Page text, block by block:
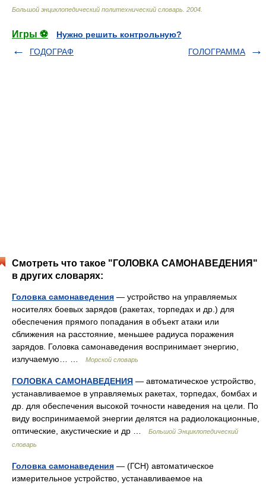
Большой энциклопедический политехнический словарь 2004
Игры ⚽
Нужно решить контрольную?
ГОДОГРАФ
ГОЛОГРАММА
Смотреть что такое "ГОЛОВКА САМОНАВЕДЕНИЯ"
в других словарях:
Головка самонаведения — устройство на управляемых
носителях боевых зарядов (ракетах, торпедах и др.) для
обеспечения прямого попадания в объект атаки или
сближения на расстояние, меньшее радиуса поражения
зарядов. Головка самонаведения воспринимает энергию,
излучаемую… …
Морской словарь
ГОЛОВКА САМОНАВЕДЕНИЯ — автоматическое устройство,
устанавливаемое в управляемых ракетах, торпедах, бомбах и
др. для обеспечения высокой точности наведения на цели. По
виду воспринимаемой энергии делятся на радиолокационные,
оптические, акустические и др …
Большой Энциклопедический
словарь
Головка самонаведения — (ГСН) автоматическое
измерительное устройство, устанавливаемое на